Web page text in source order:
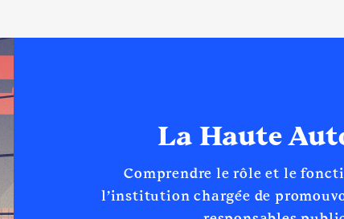
La Haute
Comprendre le rôle et le
l’institution chargée de